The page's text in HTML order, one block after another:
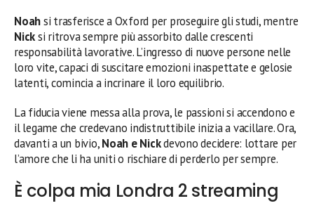
Noahsi trasferisce a Oxford per proseguire gli studi, mentre
Nicksi ritrova sempre più assorbito dalle crescenti
responsabilità lavorative. L’ingresso di nuove persone nelle
loro vite, capaci di suscitare emozioni inaspettate e gelosie
latenti, comincia a incrinare il loro equilibrio.
La fiducia viene messa alla prova, le passioni si accendono e
il legame che credevano indistruttibile inizia a vacillare. Ora,
davanti a un bivio,Noah e Nickdevono decidere: lottare per
l’amore che li ha uniti o rischiare di perderlo per sempre.
È colpa mia Londra 2 streaming